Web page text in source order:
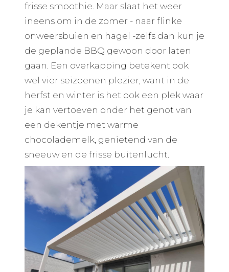
frisse smoothie. Maar slaat het weer
ineens om in de zomer - naar flinke
onweersbuien en hagel -zelfs dan kun je
de geplande BBQ gewoon door laten
gaan. Een overkapping betekent ook
wel vier seizoenen plezier, want in de
herfst en winter is het ook een plek waar
je kan vertoeven onder het genot van
een dekentje met warme
chocolademelk, genietend van de
sneeuw en de frisse buitenlucht.